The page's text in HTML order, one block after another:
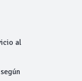
al